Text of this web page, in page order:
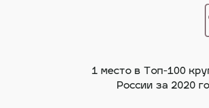
1 место в Топ-100
России за 2020